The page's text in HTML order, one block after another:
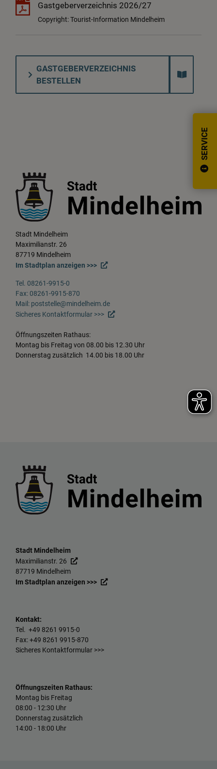
SERVICE
Stadt Mindelheim
Maximilianstr. 26
87719 Mindelheim
Im Stadtplan anzeigen >>>
Tel. 08261-9915-0
Fax: 08261-9915-870
Mail: poststelle@mindelheim.de
Sicheres Kontaktformular >>>
Öffnungszeiten Rathaus:
Montag bis Freitag von 08.00 bis 12.30 Uhr
Donnerstag zusätzlich 14.00 bis 18.00 Uhr
Gastgeberverzeichnis 2026/27
Copyright: Tourist-Information Mindelheim
GASTGEBERVERZEICHNIS
BESTELLEN
Stadt Mindelheim
Maximilianstr. 26
87719 Mindelheim
Im Stadtplan anzeigen >>>
Kontakt:
Tel. +49 8261 9915-0
Fax: +49 8261 9915-870
Sicheres Kontaktformular >>>
Öffnungszeiten Rathaus:
Montag bis Freitag
08:00 - 12:30 Uhr
Donnerstag zusätzlich
14:00 - 18:00 Uhr